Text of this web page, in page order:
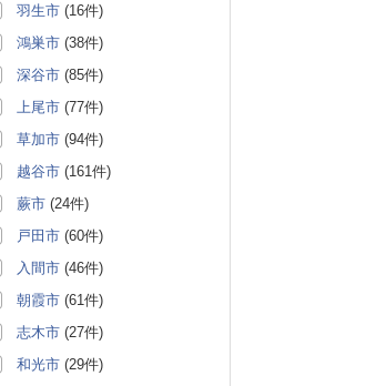
羽生市 (16件)
鴻巣市 (38件)
深谷市 (85件)
上尾市 (77件)
草加市 (94件)
越谷市 (161件)
蕨市 (24件)
戸田市 (60件)
入間市 (46件)
朝霞市 (61件)
志木市 (27件)
和光市 (29件)